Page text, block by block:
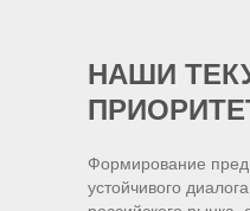
Формирование
устойчивого
НАШИ